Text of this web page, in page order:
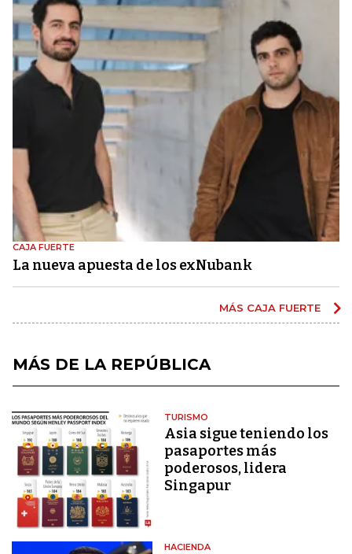
CAJA FUERTE
La nueva apuesta de los exNubank
MÁS CAJA FUERTE
MÁS DE LA REPÚBLICA
TURISMO
Asia sigue teniendo los
pasaportes más
poderosos, lidera
Singapur
HACIENDA